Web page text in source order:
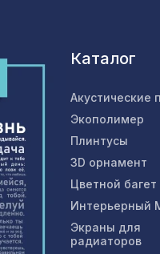
Каталог
Акустические
Экополимер
Плинтусы
3D орнамент
Цветной багет
Интерьерный
Экраны для
радиаторов